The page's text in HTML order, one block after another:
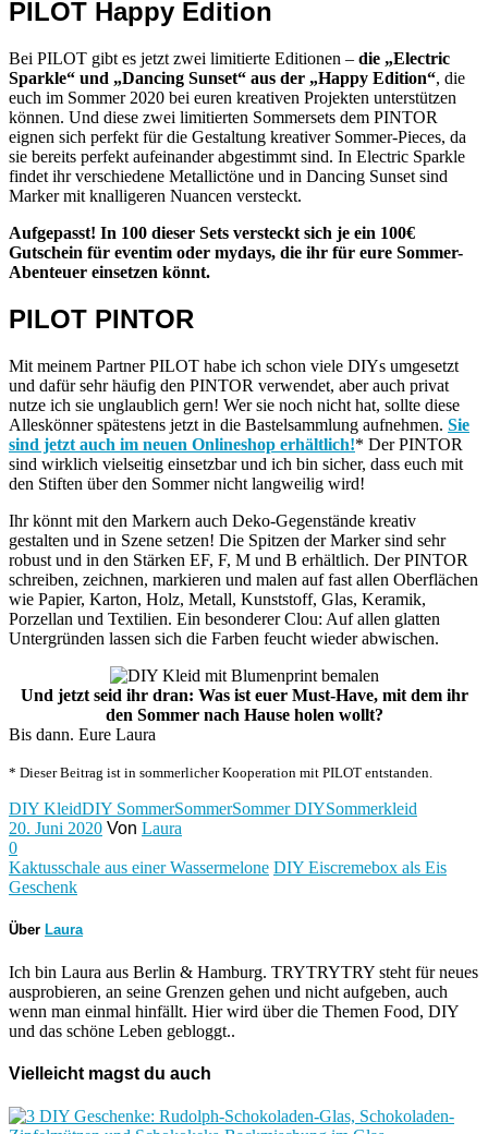
PILOT Happy Edition
Bei PILOT gibt es jetzt zwei limitierte Editionen – die „Electric
Sparkle“ und „Dancing Sunset“ aus der „Happy Edition“, die
euch im Sommer 2020 bei euren kreativen Projekten unterstützen
können. Und diese zwei limitierten Sommersets dem PINTOR
eignen sich perfekt für die Gestaltung kreativer Sommer-Pieces, da
sie bereits perfekt aufeinander abgestimmt sind. In Electric Sparkle
findet ihr verschiedene Metallictöne und in Dancing Sunset sind
Marker mit knalligeren Nuancen versteckt.
Aufgepasst! In 100 dieser Sets versteckt sich je ein 100€
Gutschein für eventim oder mydays, die ihr für eure Sommer-
Abenteuer einsetzen könnt.
PILOT PINTOR
Mit meinem Partner PILOT habe ich schon viele DIYs umgesetzt
und dafür sehr häufig den PINTOR verwendet, aber auch privat
nutze ich sie unglaublich gern! Wer sie noch nicht hat, sollte diese
Alleskönner spätestens jetzt in die Bastelsammlung aufnehmen. Sie
sind jetzt auch im neuen Onlineshop erhältlich!* Der PINTOR
sind wirklich vielseitig einsetzbar und ich bin sicher, dass euch mit
den Stiften über den Sommer nicht langweilig wird!
Ihr könnt mit den Markern auch Deko-Gegenstände kreativ
gestalten und in Szene setzen! Die Spitzen der Marker sind sehr
robust und in den Stärken EF, F, M und B erhältlich. Der PINTOR
schreiben, zeichnen, markieren und malen auf fast allen Oberflächen
wie Papier, Karton, Holz, Metall, Kunststoff, Glas, Keramik,
Porzellan und Textilien. Ein besonderer Clou: Auf allen glatten
Untergründen lassen sich die Farben feucht wieder abwischen.
Und jetzt seid ihr dran: Was ist euer Must-Have, mit dem ihr
den Sommer nach Hause holen wollt?
Bis dann. Eure Laura
* Dieser Beitrag ist in sommerlicher Kooperation mit PILOT entstanden.
DIY KleidDIY SommerSommerSommer DIYSommerkleid
20. Juni 2020 Von Laura
0
Kaktusschale aus einer Wassermelone DIY Eiscremebox als Eis
Geschenk
Über Laura
Ich bin Laura aus Berlin & Hamburg. TRYTRYTRY steht für neues
ausprobieren, an seine Grenzen gehen und nicht aufgeben, auch
wenn man einmal hinfällt. Hier wird über die Themen Food, DIY
und das schöne Leben gebloggt..
Vielleicht magst du auch